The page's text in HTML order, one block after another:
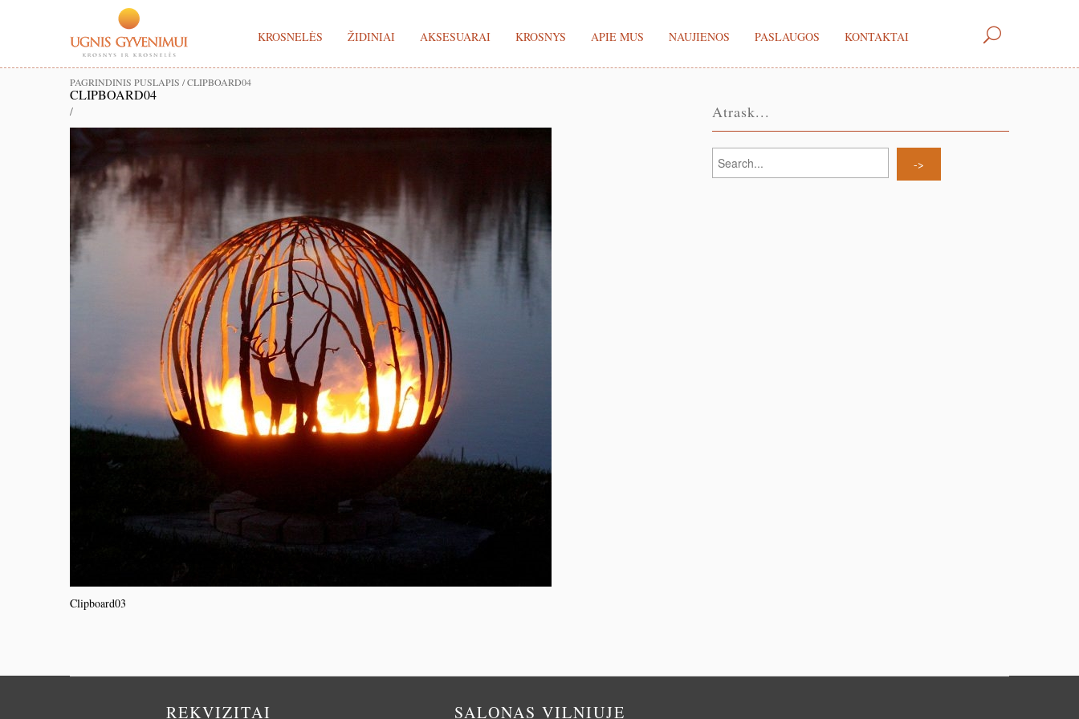
KROSNELĖS ŽIDINIAI AKSESUARAI KROSNYS APIE MUS NAUJIENOS PASLAUGOS KONTAKTAI
PAGRINDINIS PUSLAPIS /CLIPBOARD04
CLIPBOARD04
/
Clipboard03
Atrask...
REKVIZITAI SALONAS VILNIUJE